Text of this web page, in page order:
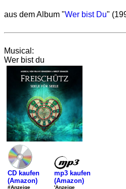
aus dem Album "Wer bist Du"
Musical:
Wer bist du
CD kaufen
(Amazon)
#Anzeige
mp3 kaufen
(Amazon)
'Anzeige